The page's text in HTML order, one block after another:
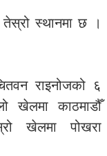
स्थानमा छ ।
राइनोजको ६
खेलमा काठमाडौँ
खेलमा पोखरा